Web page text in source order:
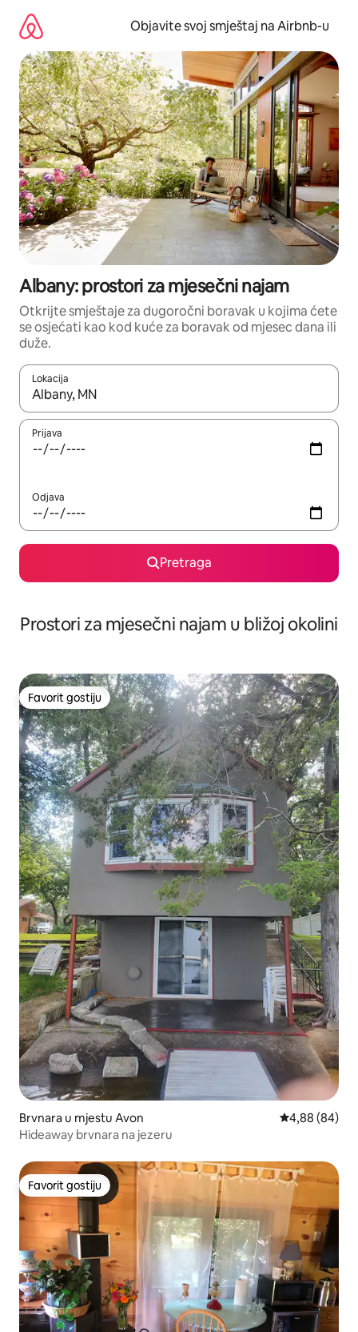
sadržaj
Objavite svoj smještaj na Airbnb-u
Albany: prostori za mjesečni najam
Otkrijte smještaje za dugoročni boravak u kojima ćete
se osjećati kao kod kuće za boravak od mjesec dana ili
duže.
Lokacija
Kad su rezultati dostupni, možete da se krećete kroz njih
Prijava
Odjava
Pretraga
Prostori za mjesečni najam u bližoj okolini
Favorit gostiju
Favorit gostiju
Brvnara u mjestu Avon prosječna
4,88 (84)
Hideaway brvnara na jezeru
Favorit gostiju
Favorit gostiju